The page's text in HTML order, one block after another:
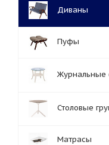
Диваны
Пуфы
Журнальные
Столовые
Матрасы